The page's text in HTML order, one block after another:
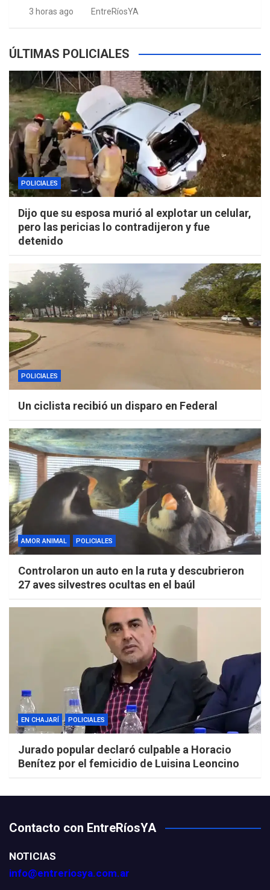
3 horas ago EntreRíosYA
ÚLTIMAS POLICIALES
POLICIALES
Dijo que su esposa murió al explotar un celular,
pero las pericias lo contradijeron y fue
detenido
POLICIALES
Un ciclista recibió un disparo en Federal
AMOR ANIMAL POLICIALES
Controlaron un auto en la ruta y descubrieron
27 aves silvestres ocultas en el baúl
EN CHAJARÍ POLICIALES
Jurado popular declaró culpable a Horacio
Benítez por el femicidio de Luisina Leoncino
Contacto con EntreRíosYA
NOTICIAS
info@entreriosya.com.ar